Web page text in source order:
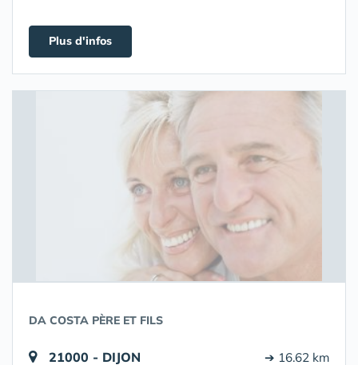
Plus d'infos
DA COSTA PÈRE ET FILS
21000 - DIJON ➔ 16.62 km